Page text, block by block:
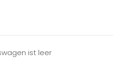
ist leer